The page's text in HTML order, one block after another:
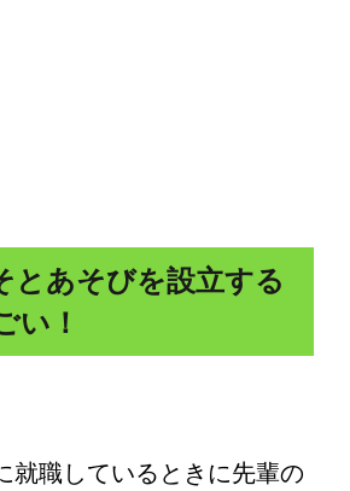
とあそびを設立する
い！
就職しているときに先輩の